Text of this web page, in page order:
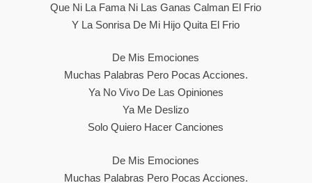
Que Ni La Fama Ni Las Ganas Calman El Frio
Y La Sonrisa De Mi Hijo Quita El Frio
De Mis Emociones
Muchas Palabras Pero Pocas Acciones.
Ya No Vivo De Las Opiniones
Ya Me Deslizo
Solo Quiero Hacer Canciones
De Mis Emociones
Muchas Palabras Pero Pocas Acciones.